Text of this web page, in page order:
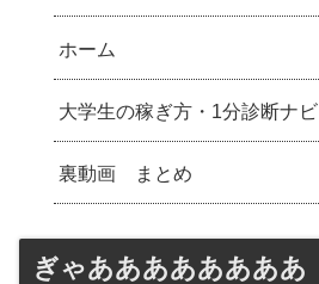
ホーム
大学生の稼ぎ方・1分診断ナビ
裏動画 まとめ
ぎゃああああああああ